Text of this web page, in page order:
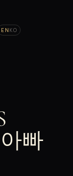
EN KO
빠